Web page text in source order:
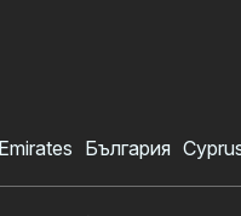
България